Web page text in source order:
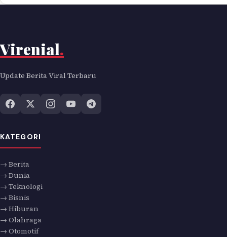
Virenial.
Update Berita Viral Terbaru
KATEGORI
→ Berita
→ Dunia
→ Teknologi
→ Bisnis
→ Hiburan
→ Olahraga
→ Otomotif